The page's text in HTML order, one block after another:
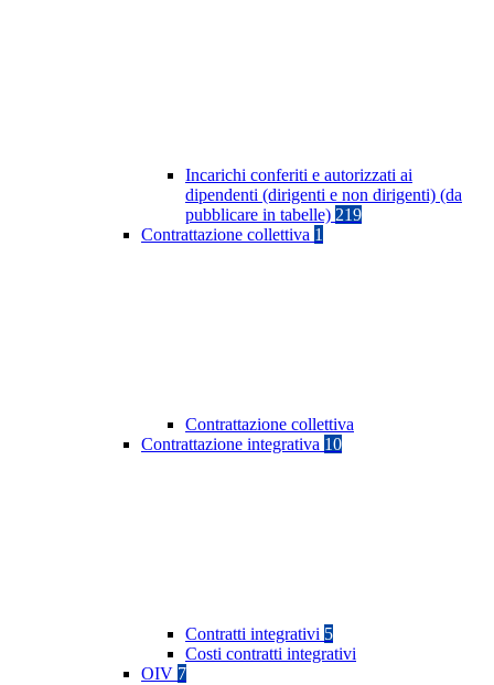
Incarichi conferiti e autorizzati ai
dipendenti (dirigenti e non dirigenti) (da
pubblicare in tabelle) 219
Contrattazione collettiva 1
Contrattazione collettiva
Contrattazione integrativa 10
Contratti integrativi 5
Costi contratti integrativi
OIV 7